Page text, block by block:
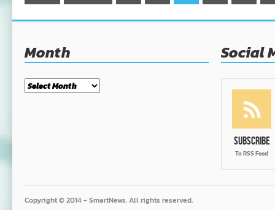
Month
Month
Social
Subscribe
To RSS Feed
Copyright © 2014 - SmartNews. All rights reserved.